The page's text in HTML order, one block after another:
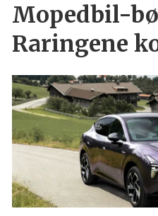
Mopedbil-
Raringene